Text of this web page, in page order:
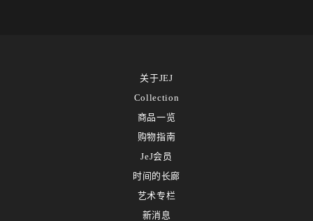
关于JEJ
Collection
商品一览
购物指南
JeJ会员
时间的长廊
艺术专栏
新消息